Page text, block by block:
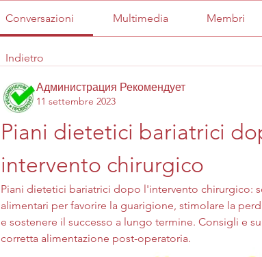
Conversazioni Multimedia Membri
Indietro
Администрация Рекомендует
11 settembre 2023
Piani dietetici bariatrici
intervento chirurgico
Piani dietetici bariatrici dopo l'intervento chirurgico:
alimentari per favorire la guarigione, stimolare la
e sostenere il successo a lungo termine. Consigli e
corretta alimentazione post-operatoria.